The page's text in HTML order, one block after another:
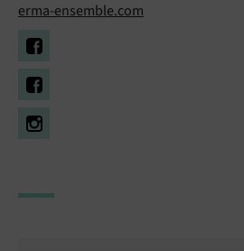
erma-ensemble.com